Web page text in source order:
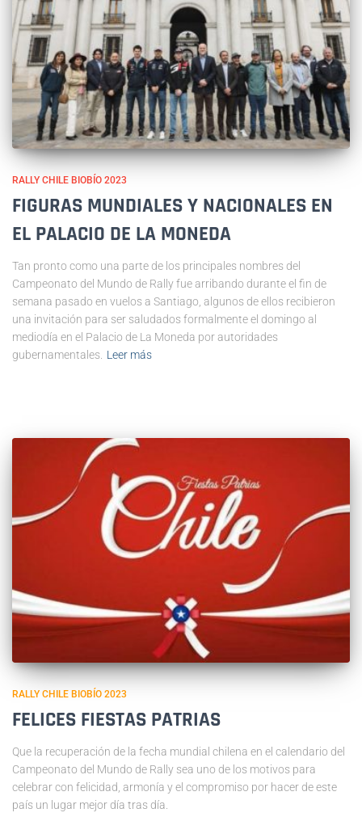
RALLY CHILE BIOBÍO 2023
FIGURAS MUNDIALES Y NACIONALES EN
EL PALACIO DE LA MONEDA
Tan pronto como una parte de los principales nombres del
Campeonato del Mundo de Rally fue arribando durante el fin de
semana pasado en vuelos a Santiago, algunos de ellos recibieron
una invitación para ser saludados formalmente el domingo al
mediodía en el Palacio de La Moneda por autoridades
gubernamentales. Leer más
RALLY CHILE BIOBÍO 2023
FELICES FIESTAS PATRIAS
Que la recuperación de la fecha mundial chilena en el calendario del
Campeonato del Mundo de Rally sea uno de los motivos para
celebrar con felicidad, armonía y el compromiso por hacer de este
país un lugar mejor día tras día.